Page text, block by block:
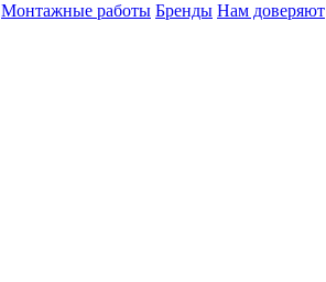
Монтажные работы Бренды Нам доверяют